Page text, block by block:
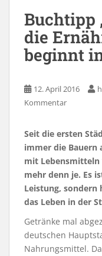
Buchtipp
die
beginnt
12. April 2016
Kommentar
Seit die ersten
immer die Bauern
mit Lebensmitteln
mehr denn je. Es
Leistung, sondern
das Leben in der
Getränke mal
deutschen
Nahrungsmittel.